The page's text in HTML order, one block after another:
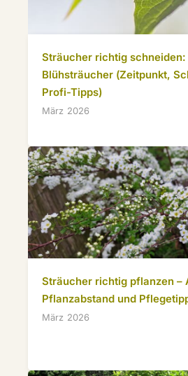
Sträucher richtig
Blühsträucher (Zeitpunkt,
Profi-Tipps)
März 2026
Sträucher richtig pflanzen –
Pflanzabstand und
März 2026